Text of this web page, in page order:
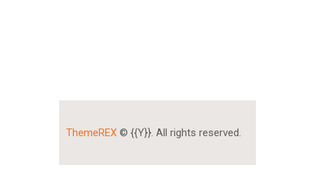
ThemeREX © {{Y}}. All rights reserved.